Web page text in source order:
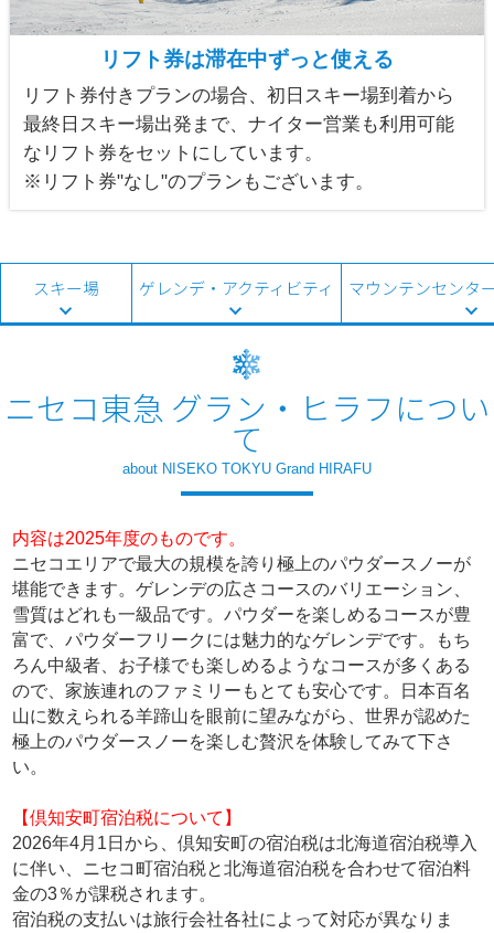
リフト券は滞在中ずっと使える
リフト券付きプランの場合、初日スキー場到着から
最終日スキー場出発まで、ナイター営業も利用可能
なリフト券をセットにしています。
※リフト券"なし"のプランもございます。
スキー場 ゲレンデ・アクティビティ マウンテンセンタ
ニセコ東急 グラン・ヒラフについ
て
about NISEKO TOKYU Grand HIRAFU
内容は2025年度のものです。
ニセコエリアで最大の規模を誇り極上のパウダースノーが
堪能できます。ゲレンデの広さコースのバリエーション、
雪質はどれも一級品です。パウダーを楽しめるコースが豊
富で、パウダーフリークには魅力的なゲレンデです。もち
ろん中級者、お子様でも楽しめるようなコースが多くある
ので、家族連れのファミリーもとても安心です。日本百名
山に数えられる羊蹄山を眼前に望みながら、世界が認めた
極上のパウダースノーを楽しむ贅沢を体験してみて下さ
い。
【倶知安町宿泊税について】
2026年4月1日から、倶知安町の宿泊税は北海道宿泊税導入
に伴い、ニセコ町宿泊税と北海道宿泊税を合わせて宿泊料
金の3％が課税されます。
宿泊税の支払いは旅行会社各社によって対応が異なりま